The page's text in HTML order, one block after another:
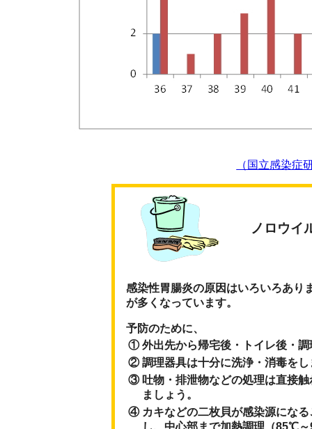
（国立感染
ノロウイ
感染性胃腸炎の原因はいろいろあり
が多くなっています。
予防のために、
① 外出先から帰宅後・トイレ後・
② 調理器具は十分に洗浄・消毒を
③ 吐物・排泄物などの処理は直接
ましょう。
④ カキなどの二枚貝が感染源にな
し、中心部まで加熱調理（85℃